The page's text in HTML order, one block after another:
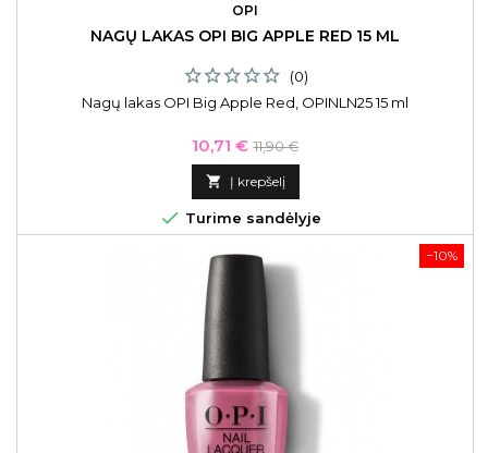
OPI
NAGŲ LAKAS OPI BIG APPLE RED 15 ML
(0)
Nagų lakas OPI Big Apple Red, OPINLN25 15 ml
Kaina
10,71 € Bazinė
kaina
11,90 €
 Į krepšelį
 Turime sandėlyje
−10%